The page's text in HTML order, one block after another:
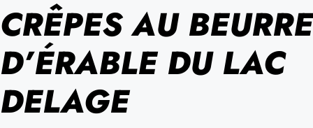
CRÊPES AU BEURRE
D’ÉRABLE DU LAC
DELAGE